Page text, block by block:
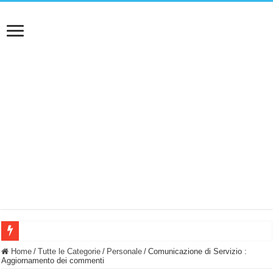
BASTA FATICARE! Questo robot tagliaerba lo appoggi e fa tutto lui! (Senza
Home / Tutte le Categorie / Personale / Comunicazione di Servizio :
Aggiornamento dei commenti